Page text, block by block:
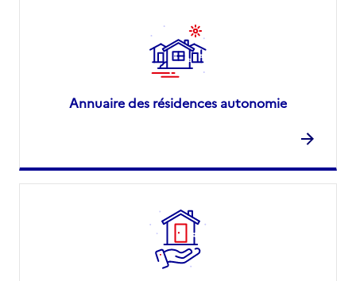
Annuaire des résidences autonomie